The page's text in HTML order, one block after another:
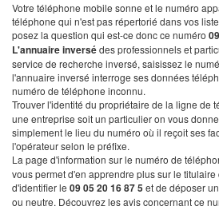
Votre téléphone mobile sonne et le numéro
téléphone qui n'est pas répertorié dans vos
posez la question qui est-ce donc ce numéro
L'annuaire inversédes professionnels et
service de recherche inversé, saisissez le
l'annuaire inversé interroge ses données
numéro de téléphone inconnu.
Trouver l'identité du propriétaire de la ligne de
une entreprise soit un particulier on vous
simplement le lieu du numéro où il reçoit ses
l'opérateur selon le préfixe.
La page d'information sur le numéro de
vous permet d'en apprendre plus sur le
d'identifier le 09 05 20 16 87 5et de déposer
ou neutre. Découvrez les avis concernant ce